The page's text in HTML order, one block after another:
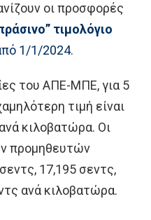
οι προσφορές
τιμολόγιο
1/1/2024.
του ΑΠΕ-ΜΠΕ, για 5
τιμή είναι
κιλοβατώρα. Οι
προμηθευτών
17,195 σεντς,
ανά κιλοβατώρα.